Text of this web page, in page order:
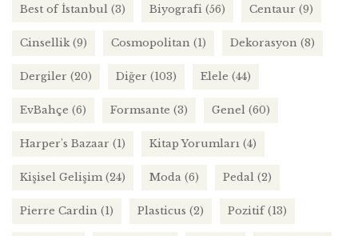
Best of İstanbul (3) Biyografi (56) Centaur (9)
Cinsellik(9) Cosmopolitan (1) Dekorasyon (8)
Dergiler (20) Diğer (103) Elele (44)
EvBahçe (6) Formsante (3) Genel (60)
Harper's Bazaar (1) Kitap Yorumları (4)
Kişisel Gelişim (24) Moda (6) Pedal (2)
Pierre Cardin (1) Plasticus (2) Pozitif(13)